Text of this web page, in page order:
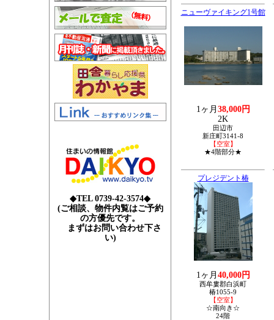
ニューヴァイキング1号館
1ヶ月 38,000円
2K
田辺市
新庄町3141-8
【空室】
★4階部分★
プレジデント椿
1ヶ月 40,000円
西牟婁郡白浜町
椿1055-9
【空室】
☆南向き☆
24階
◆TEL 0739-42-3574◆
(ご相談、物件内覧はご予約
の方優先です。
まずはお問い合わせ下さ
い)